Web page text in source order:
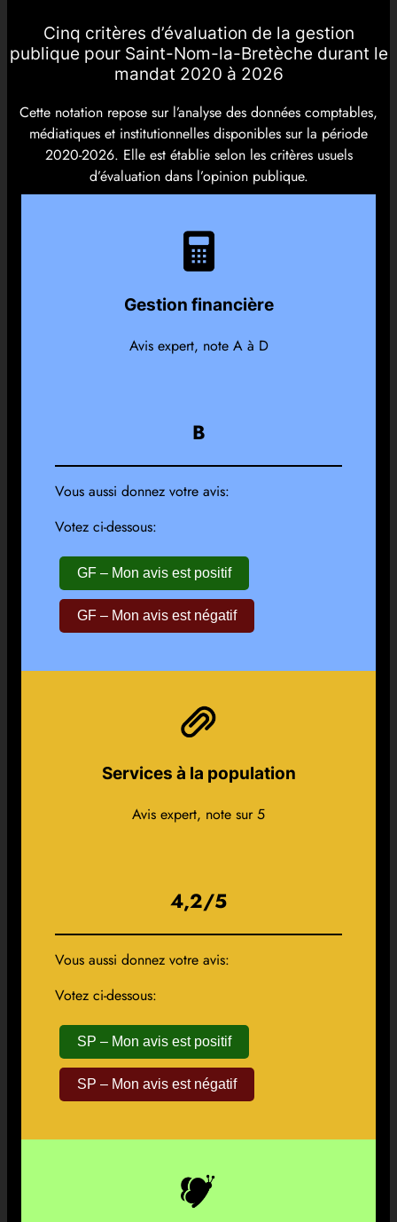
Cinq critères d’évaluation de la gestion
publique pour Saint-Nom-la-Bretèche durant le
mandat 2020 à 2026
Cette notation repose sur l’analyse des données comptables,
médiatiques et institutionnelles disponibles sur la période
2020-2026. Elle est établie selon les critères usuels
d’évaluation dans l’opinion publique.
Gestion financière
Avis expert, note A à D
B
Vous aussi donnez votre avis:
Votez ci-dessous:
GF – Mon avis est positif
GF – Mon avis est négatif
Services à la population
Avis expert, note sur 5
4,2/5
Vous aussi donnez votre avis:
Votez ci-dessous:
SP – Mon avis est positif
SP – Mon avis est négatif